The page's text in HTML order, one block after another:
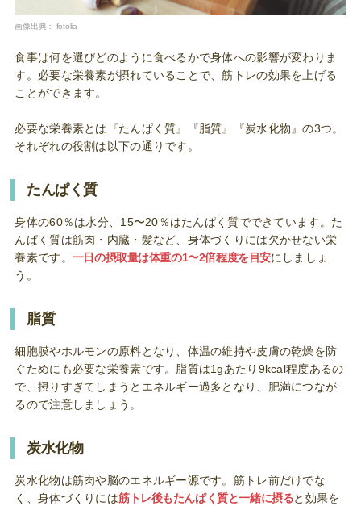
画像出典： fotolia
食事は何を選びどのように食べるかで身体への影響が変わりま
す。必要な栄養素が摂れていることで、筋トレの効果を上げる
ことができます。
必要な栄養素とは『たんぱく質』『脂質』『炭水化物』の3つ。
それぞれの役割は以下の通りです。
たんぱく質
身体の60％は水分、15〜20％はたんぱく質でできています。た
んぱく質は筋肉・内臓・髪など、身体づくりには欠かせない栄
養素です。 一日の摂取量は体重の1〜2倍程度を目安にしましょ
う。
脂質
細胞膜やホルモンの原料となり、体温の維持や皮膚の乾燥を防
ぐためにも必要な栄養素です。脂質は1gあたり9kcal程度あるの
で、摂りすぎてしまうとエネルギー過多となり、肥満につなが
るので注意しましょう。
炭水化物
炭水化物は筋肉や脳のエネルギー源です。筋トレ前だけでな
く、身体づくりには筋トレ後もたんぱく質と一緒に摂ると効果を